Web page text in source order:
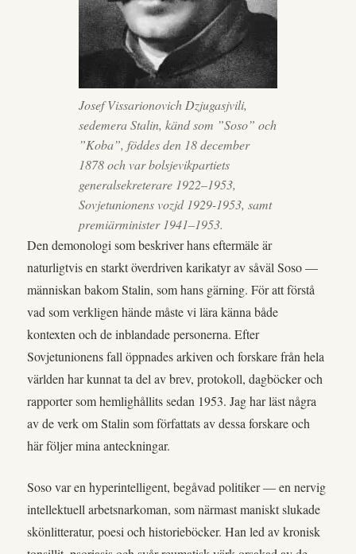
Josef Vissarionovich Dzjugasjvili,
sedemera Stalin, känd som ”Soso” och
”Koba”, föddes den 18 december
1878 och var bolsjevikpartiets
generalsekreterare 1922–1953,
Sovjetunionens vozjd 1929-1953, samt
premiärminister 1941–1953.
Den demonologi som beskriver hans eftermäle är
naturligtvis en starkt överdriven karikatyr av såväl Soso —
människan bakom Stalin, som hans gärning. För att förstå
vad som verkligen hände måste vi lära känna både
kontexten och de inblandade personerna. Efter
Sovjetunionens fall öppnades arkiven och forskare från hela
världen har kunnat ta del av brev, protokoll, dagböcker och
rapporter som hemlighållits sedan 1953. Jag har läst några
av de verk om Stalin som författats av dessa forskare och
här följer mina anteckningar.
Soso var en hyperintelligent, begåvad politiker — en nervig
intellektuell arbetsnarkoman, som närmast maniskt slukade
skönlitteratur, poesi och historieböcker. Han led av kronisk